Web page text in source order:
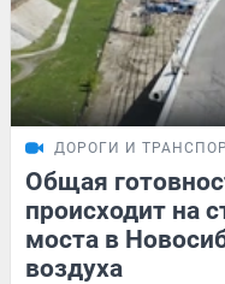
ДОРОГИ И
Общая
происходит на
моста в
воздуха